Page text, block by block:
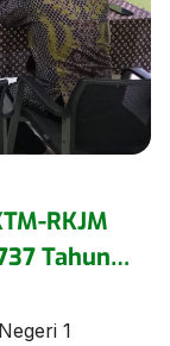
RKJM
Tahun
1